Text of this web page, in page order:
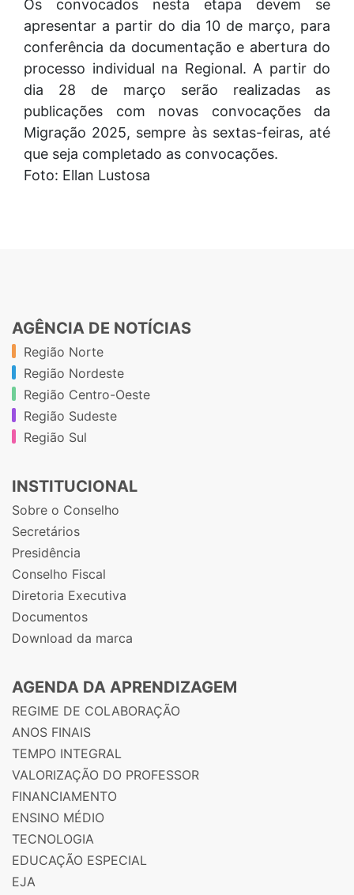
Os convocados nesta etapa devem se
apresentar a partir do dia 10 de março, para
conferência da documentação e abertura do
processo individual na Regional. A partir do
dia 28 de março serão realizadas as
publicações com novas convocações da
Migração 2025, sempre às sextas-feiras, até
que seja completado as convocações.
Foto: Ellan Lustosa
AGÊNCIA DE NOTÍCIAS
Região Norte
Região Nordeste
Região Centro-Oeste
Região Sudeste
Região Sul
INSTITUCIONAL
Sobre o Conselho
Secretários
Presidência
Conselho Fiscal
Diretoria Executiva
Documentos
Download da marca
AGENDA DA APRENDIZAGEM
REGIME DE COLABORAÇÃO
ANOS FINAIS
TEMPO INTEGRAL
VALORIZAÇÃO DO PROFESSOR
FINANCIAMENTO
ENSINO MÉDIO
TECNOLOGIA
EDUCAÇÃO ESPECIAL
EJA